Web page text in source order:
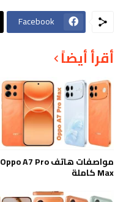
Facebook
أقرأ أيضاً
مواصفات هاتف Oppo A7 Pro
Max كاملة